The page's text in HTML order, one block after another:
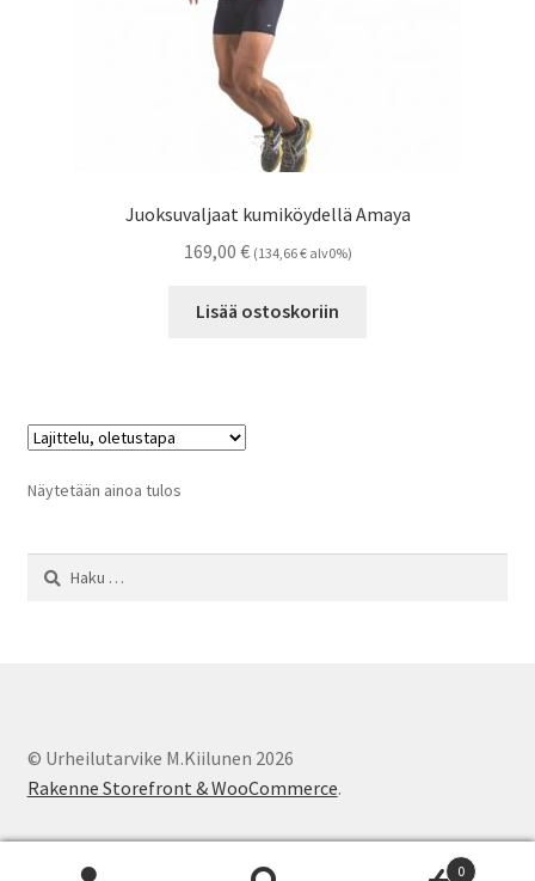
Juoksuvaljaat kumiköydellä Amaya
169,00 € (134,66€alv0%)
Lisää ostoskoriin
Näytetään ainoa tulos
Haku:
© Urheilutarvike M.Kiilunen 2026
Rakenne Storefront & WooCommerce.
0